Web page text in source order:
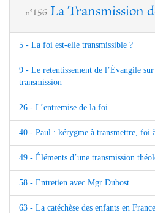
n°156 La Transmission
5 - La foi est-elle transmissible ?
9 - Le retentissement de l’Évangile
transmission
26 - L’entremise de la foi
40 - Paul : kérygme à transmettre, foi
49 - Éléments d’une transmission
58 - Entretien avec Mgr Dubost
63 - La catéchèse des enfants en France